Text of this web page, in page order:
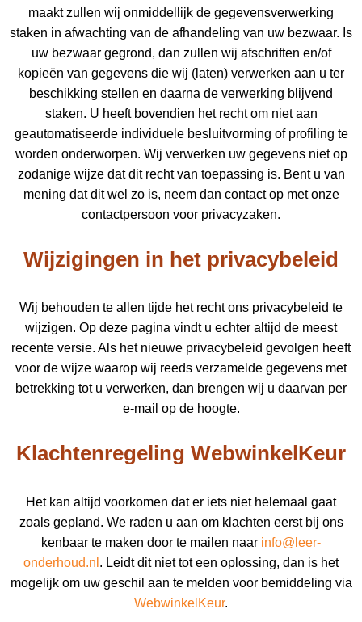
maakt zullen wij onmiddellijk de gegevensverwerking
staken in afwachting van de afhandeling van uw bezwaar. Is
uw bezwaar gegrond, dan zullen wij afschriften en/of
kopieën van gegevens die wij (laten) verwerken aan u ter
beschikking stellen en daarna de verwerking blijvend
staken. U heeft bovendien het recht om niet aan
geautomatiseerde individuele besluitvorming of profiling te
worden onderworpen. Wij verwerken uw gegevens niet op
zodanige wijze dat dit recht van toepassing is. Bent u van
mening dat dit wel zo is, neem dan contact op met onze
contactpersoon voor privacyzaken.
Wijzigingen in het privacybeleid
Wij behouden te allen tijde het recht ons privacybeleid te
wijzigen. Op deze pagina vindt u echter altijd de meest
recente versie. Als het nieuwe privacybeleid gevolgen heeft
voor de wijze waarop wij reeds verzamelde gegevens met
betrekking tot u verwerken, dan brengen wij u daarvan per
e-mail op de hoogte.
Klachtenregeling WebwinkelKeur
Het kan altijd voorkomen dat er iets niet helemaal gaat
zoals gepland. We raden u aan om klachten eerst bij ons
kenbaar te maken door te mailen naar info@leer-
onderhoud.nl . Leidt dit niet tot een oplossing, dan is het
mogelijk om uw geschil aan te melden voor bemiddeling via
WebwinkelKeur.